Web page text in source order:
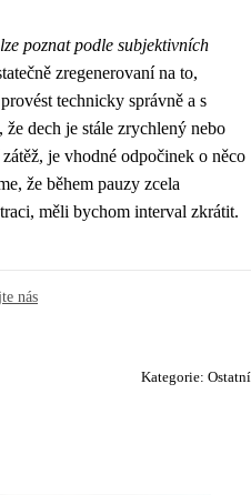
poznat podle subjektivních
zregenerovaní na to,
technicky správně a s
dech je stále zrychlený nebo
je vhodné odpočinek o něco
že během pauzy zcela
měli bychom interval zkrátit.
nás
Kategorie: Ostatní